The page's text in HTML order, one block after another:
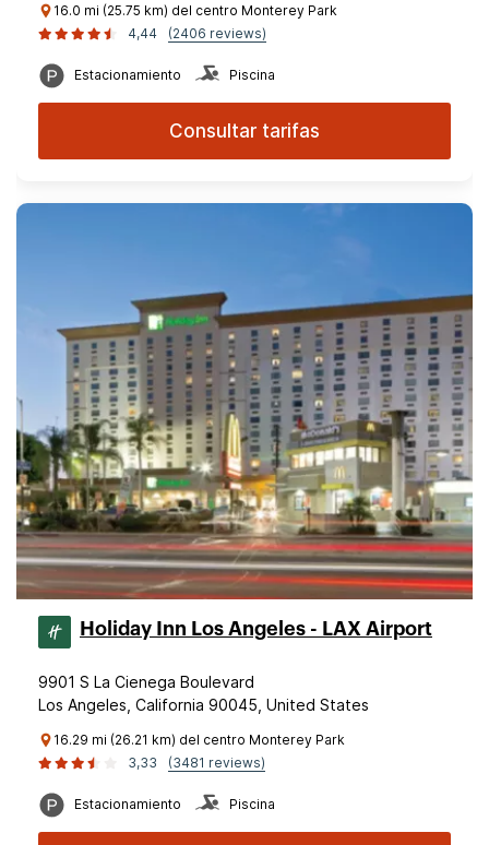
16.0 mi (25.75 km) del centro Monterey Park
4,44
(2406 reviews)
Estacionamiento Piscina
Consultar tarifas
Holiday Inn Los Angeles - LAX Airport
9901 S La Cienega Boulevard
Los Angeles, California 90045, United States
16.29 mi (26.21 km) del centro Monterey Park
3,33
(3481 reviews)
Estacionamiento Piscina